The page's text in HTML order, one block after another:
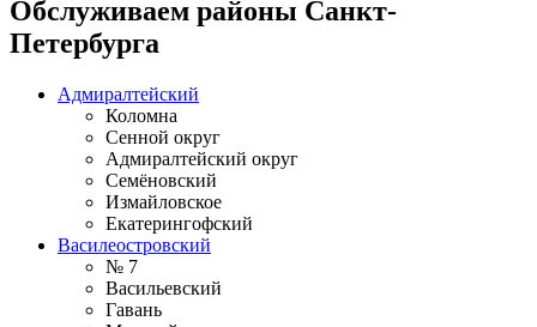
Обслуживаем районы Санкт-
Петербурга
Адмиралтейский
Коломна
Сенной округ
Адмиралтейский округ
Семёновский
Измайловское
Екатерингофский
Василеостровский
№ 7
Васильевский
Гавань